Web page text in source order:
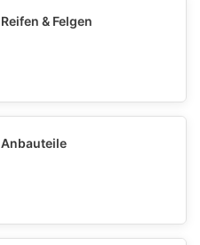
Reifen & Felgen
Anbauteile